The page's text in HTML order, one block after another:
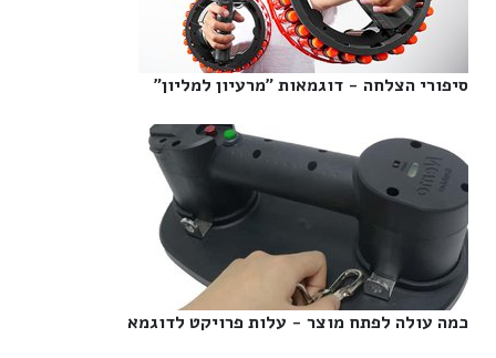
סיפורי הצלחה - דוגמאות "מרעיון למליון"‎
כמה עולה לפתח מוצר - עלות פרויקט לדוגמא‎